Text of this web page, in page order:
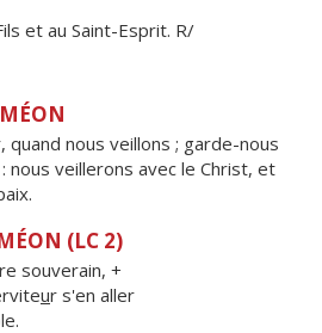
et au Saint-Esprit. R/
quand nous veillons ; garde-nous
nous veillerons avec le Christ, et
(LC 2)
souverain, +
ur s'en aller